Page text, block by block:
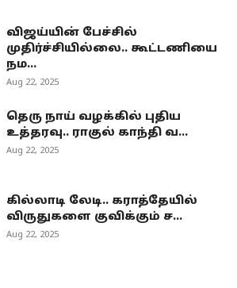
விஜய்யின் பேச்சில்
முதிர்ச்சியில்லை.. கூட்டணியை
நம...
Aug 22, 2025
தெரு நாய் வழக்கில் புதிய
உத்தரவு.. ராகுல் காந்தி வ...
Aug 22, 2025
கில்லாடி லேடி.. கராத்தேயில்
விருதுகளை குவிக்கும் ச...
Aug 22, 2025